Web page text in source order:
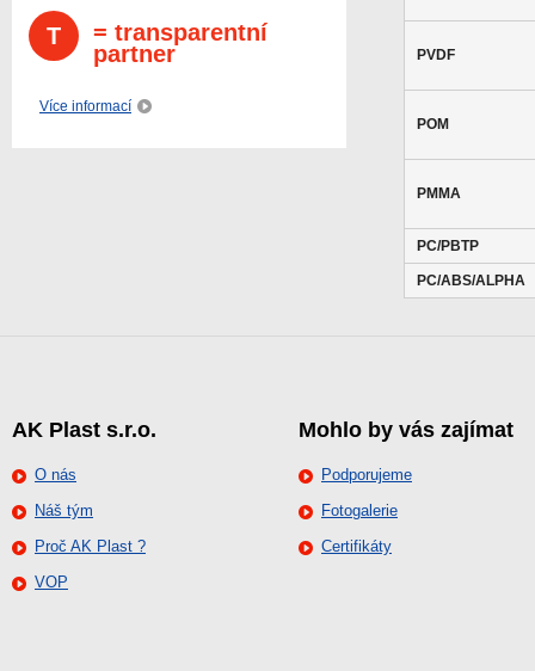
PVDF
POM
PMMA
PC/PBTP
PC/ABS/ALPHA
T
= transparentní
partner
Více informací
AK Plast s.r.o.
O nás
Náš tým
Proč AK Plast ?
VOP
Mohlo by vás zajímat
Podporujeme
Fotogalerie
Certifikáty